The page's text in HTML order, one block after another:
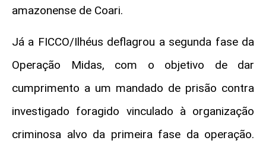
amazonense de Coari.
Já a FICCO/Ilhéus deflagrou a segunda fase da
Operação Midas, com o objetivo de dar
cumprimento a um mandado de prisão contra
investigado foragido vinculado à organização
criminosa alvo da primeira fase da operação.